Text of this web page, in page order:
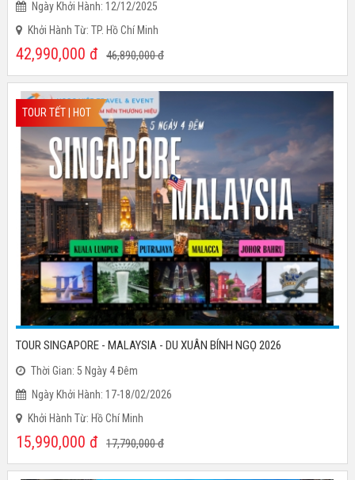
Ngày Khởi Hành: 12/12/2025
Khởi Hành Từ: TP. Hồ Chí Minh
42,990,000 đ 46,890,000đ
TOUR TẾT | HOT
TOUR SINGAPORE - MALAYSIA - DU XUÂN BÍNH NGỌ 2026
Thời Gian: 5 Ngày 4 Đêm
Ngày Khởi Hành: 17-18/02/2026
Khởi Hành Từ: Hồ Chí Minh
15,990,000 đ 17,790,000đ